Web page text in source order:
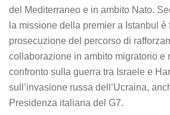
del Mediterraneo e in ambito Nato.
la missione della premier a Istanbul
prosecuzione del percorso di
collaborazione in ambito migratorio e
confronto sulla guerra tra Israele e
sull’invasione russa dell’Ucraina,
Presidenza italiana del G7.